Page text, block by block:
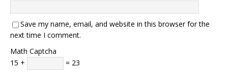
Save my name, email, and website in this browser for the
next time I comment.
Math Captcha
15 +
= 23